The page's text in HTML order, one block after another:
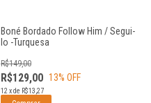
Boné Bordado Follow Him / Segui-
lo -Turquesa
R$129,00
R$149,00
13% OFF
12 xde R$13,27